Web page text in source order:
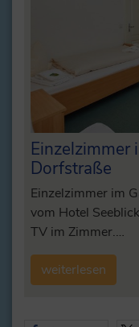
Einzelzimmer
Dorfstraße
Einzelzimmer im
vom Hotel
TV im Zimmer.…
weiterlesen